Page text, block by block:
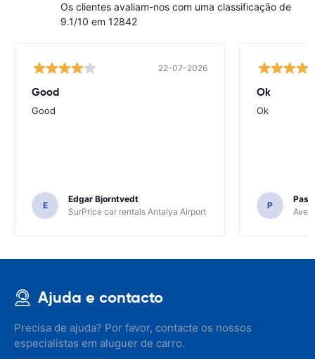
Os clientes avaliam-nos com uma classificação de
9.1/10 em 12842
22-07-2026
Good
Good
E
Edgar Bjorntvedt
SurPrice car rentals Antalya Airport
Ok
Ok
P
Avec
Ajuda e contacto
Precisa de ajuda? Por favor, contacte os nossos
especialistas em aluguer de carro.